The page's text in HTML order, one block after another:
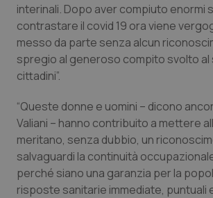
Marche
Molise
Piemonte
Provincia Autonoma di
Provincia Autonoma di Trento
Donna & Salute
Epatiti
HIV
Infezioni & Febbre
Ipertensione & Scompenso
interinali. Dopo aver compiuto enormi
contrastare il covid 19 ora viene
messo da parte senza alcun
spregio al generoso compito svolto al
cittadini”.
“Queste donne e uomini – dicono
Valiani – hanno contribuito a mettere
meritano, senza dubbio, un
salvaguardi la continuità
perché siano una garanzia per la
risposte sanitarie immediate, puntuali